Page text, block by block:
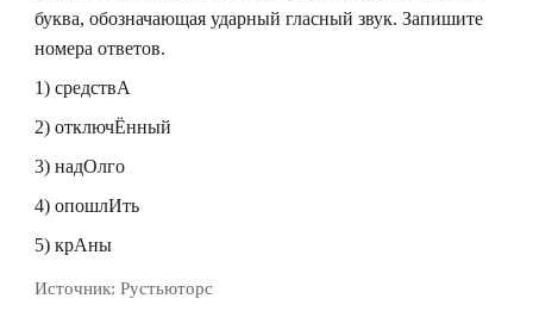
буква, обозначающая ударный гласный звук. Запишите
номера ответов.
1) средствА
2) отключЁнный
3) надОлго
4) опошлИть
5) крАны
Источник: Рустьюторс